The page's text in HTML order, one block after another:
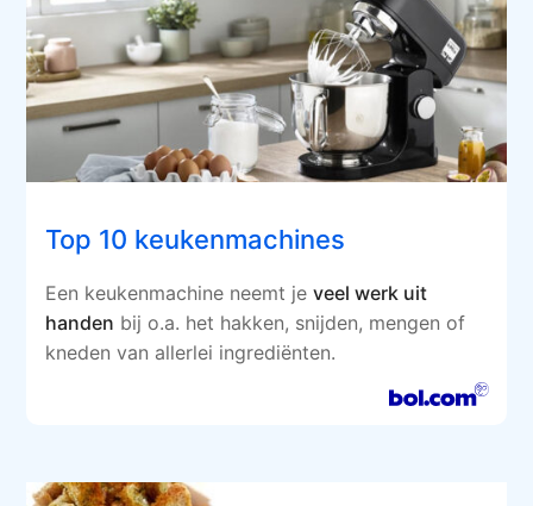
Top 10 keukenmachines
Een keukenmachine neemt jeveel werk uit
handen bij o.a. het hakken, snijden, mengen of
kneden van allerlei ingrediënten.